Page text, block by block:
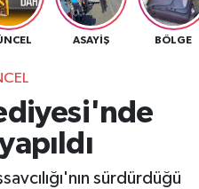
ASAYİŞ BÖLGE
sürdürdüğü
ve Fikstür